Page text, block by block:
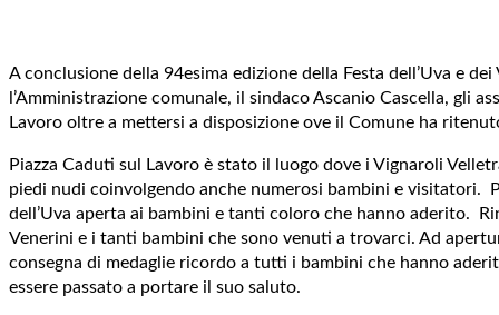
A conclusione della 94esima edizione della Festa dell’Uva e
l’Amministrazione comunale, il sindaco Ascanio Cascella, gli
Lavoro oltre a mettersi a disposizione ove il Comune ha
Piazza Caduti sul Lavoro è stato il luogo dove i Vignaroli
piedi nudi coinvolgendo anche numerosi bambini e visitatori.
dell’Uva aperta ai bambini e tanti coloro che hanno aderito.
Venerini e i tanti bambini che sono venuti a trovarci. Ad
consegna di medaglie ricordo a tutti i bambini che hanno
essere passato a portare il suo saluto.